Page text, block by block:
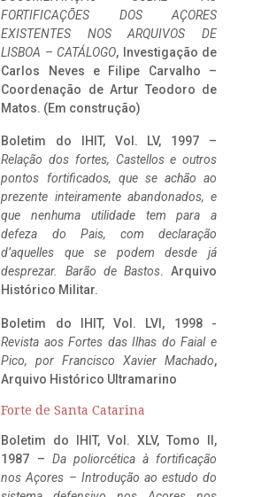
FORTIFICAÇÕES DOS AÇORES
EXISTENTES NOS ARQUIVOS DE
LISBOA – CATÁLOGO, Investigação de
Carlos Neves e Filipe Carvalho –
Coordenação de Artur Teodoro de
Matos. (Em construção)
Boletim do IHIT, Vol. LV, 1997 –
Relação dos fortes, Castellos e outros
pontos fortificados, que se achão ao
prezente inteiramente abandonados, e
que nenhuma utilidade tem para a
defeza do Pais, com declaração
d’aquelles que se podem desde já
desprezar. Barão de Bastos. Arquivo
Histórico Militar.
Boletim do IHIT, Vol. LVI, 1998 -
Revista aos Fortes das Ilhas do Faial e
Pico, por Francisco Xavier Machado,
Arquivo Histórico Ultramarino
Forte de Santa Catarina
Boletim do IHIT, Vol. XLV, Tomo II,
1987 – Da poliorcética à fortificação
nos Açores – Introdução ao estudo do